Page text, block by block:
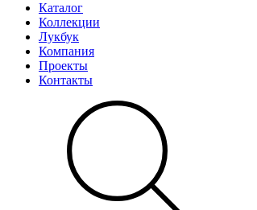
Каталог
Коллекции
Лукбук
Компания
Проекты
Контакты